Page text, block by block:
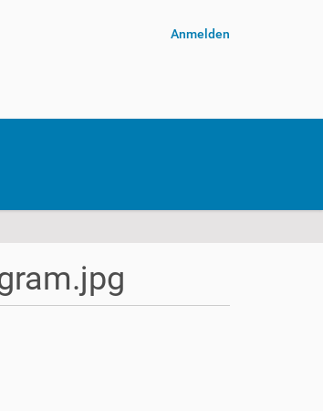
Anmelden